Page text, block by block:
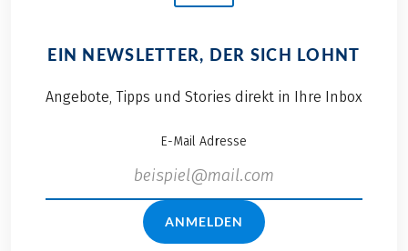
EIN NEWSLETTER, DER SICH LOHNT
Angebote, Tipps und Stories direkt in Ihre Inbox
E-Mail Adresse
ANMELDEN